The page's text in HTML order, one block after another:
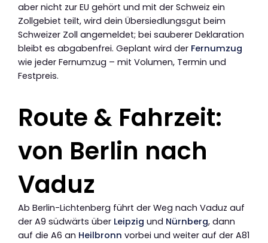
aber nicht zur EU gehört und mit der Schweiz ein
Zollgebiet teilt, wird dein Übersiedlungsgut beim
Schweizer Zoll angemeldet; bei sauberer Deklaration
bleibt es abgabenfrei. Geplant wird der Fernumzug
wie jeder Fernumzug – mit Volumen, Termin und
Festpreis.
Route & Fahrzeit:
von Berlin nach
Vaduz
Ab Berlin-Lichtenberg führt der Weg nach Vaduz auf
der A9 südwärts über Leipzig und Nürnberg, dann
auf die A6 an Heilbronn vorbei und weiter auf der A81